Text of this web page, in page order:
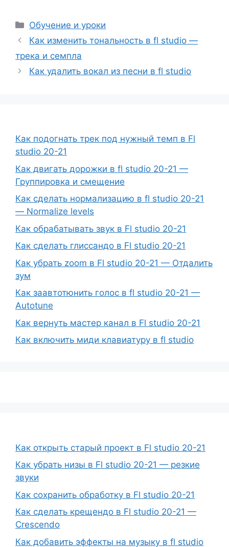
Рубрики
Обучение и уроки
Как изменить тональность в fl studio —
трека и семпла
Как удалить вокал из песни в fl studio
Как подогнать трек под нужный темп в Fl
studio 20-21
Как двигать дорожки в fl studio 20-21 —
Группировка и смещение
Как сделать нормализацию в fl studio 20-21
— Normalize levels
Как обрабатывать звук в Fl studio 20-21
Как сделать глиссандо в Fl studio 20-21
Как убрать zoom в Fl studio 20-21 — Отдалить
зум
Как заавтотюнить голос в fl studio 20-21 —
Autotune
Как вернуть мастер канал в Fl studio 20-21
Как включить миди клавиатуру в fl studio
Как открыть старый проект в Fl studio 20-21
Как убрать низы в Fl studio 20-21 — резкие
звуки
Как сохранить обработку в Fl studio 20-21
Как сделать крещендо в Fl studio 20-21 —
Crescendo
Как добавить эффекты на музыку в fl studio